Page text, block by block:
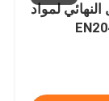
لمواد